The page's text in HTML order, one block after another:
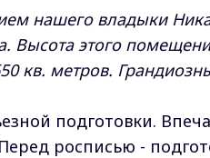
нашего владыки
Высота этого
кв. метров.
подготовки.
росписью -